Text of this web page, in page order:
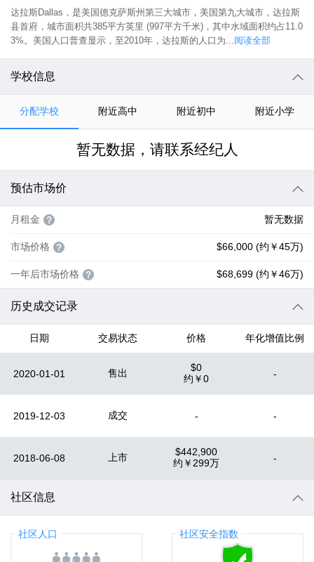
达拉斯Dallas，是美国德克萨斯州第三大城市，美国第九大城市，达拉斯
县首府，城市面积共385平方英里 (997平方千米)，其中水域面积约占11.0
3%。美国人口普查显示，至2010年，达拉斯的人口为...阅读全部
学校信息
分配学校 附近高中 附近初中 附近小学
暂无数据，请联系经纪人
预估市场价
月租金 暂无数据
市场价格 $66,000 (约￥45万)
一年后市场价格 $68,699 (约￥46万)
历史成交记录
日期 交易状态 价格 年化增值比例
2020-01-01 售出
$0
约 ￥0 -
2019-12-03 成交 - -
2018-06-08 上市
$442,900
约 ￥299万 -
社区信息
社区人口 社区安全指数